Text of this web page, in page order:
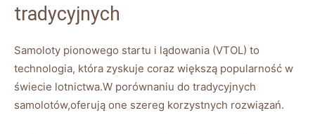
tradycyjnych
Samoloty‍ pionowego startu i lądowania (VTOL) to
technologia, która ​zyskuje coraz większą popularność w
świecie‌ lotnictwa.W⁣ porównaniu⁢ do⁢ tradycyjnych
samolotów,oferują one szereg korzystnych rozwiązań.